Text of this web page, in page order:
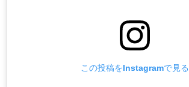
この投稿をInstagramで見る